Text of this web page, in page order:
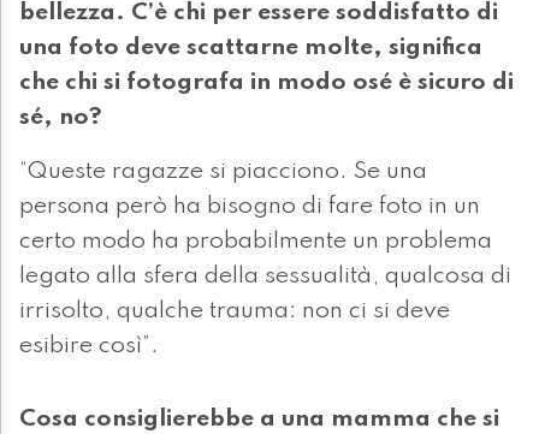
bellezza. C’è chi per essere soddisfatto di
una foto deve scattarne molte, significa
che chi si fotografa in modo osé è sicuro di
sé, no?
“Queste ragazze si piacciono. Se una
persona però ha bisogno di fare foto in un
certo modo ha probabilmente un problema
legato alla sfera della sessualità, qualcosa di
irrisolto, qualche trauma: non ci si deve
esibire così”.
Cosa consiglierebbe a una mamma che si